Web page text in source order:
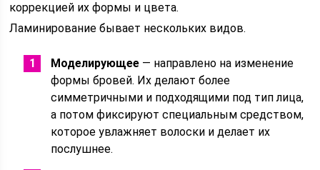
коррекцией их формы и цвета.
Ламинирование бывает нескольких видов.
Моделирующее — направлено на изменение
формы бровей. Их делают более
симметричными и подходящими под тип лица,
а потом фиксируют специальным средством,
которое увлажняет волоски и делает их
послушнее.